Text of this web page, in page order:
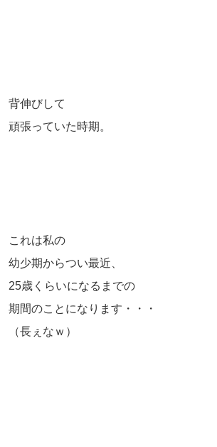
背伸びして
頑張っていた時期。
これは私の
幼少期からつい最近、
25歳くらいになるまでの
期間のことになります・・・
（長ぇなｗ）